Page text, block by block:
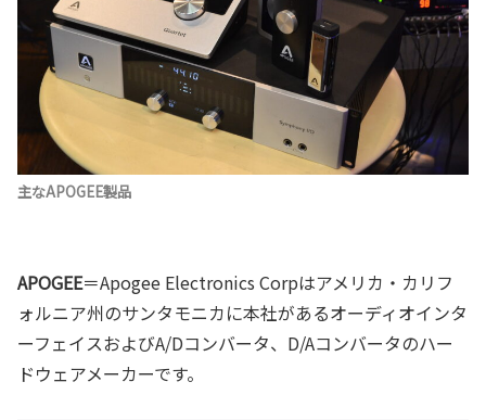
主なAPOGEE製品
APOGEE＝Apogee Electronics Corpはアメリカ・カリフ
ォルニア州のサンタモニカに本社があるオーディオインタ
ーフェイスおよびA/Dコンバータ、D/Aコンバータのハー
ドウェアメーカーです。